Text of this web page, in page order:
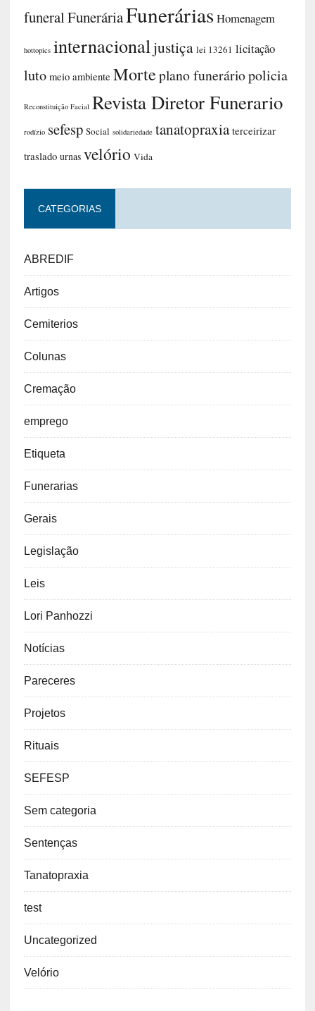
funeralFuneráriaFuneráriasHomenagem
hottopics internacionaljustiça lei 13261 licitação
luto meio ambiente Morteplano funeráriopolicia
Reconstituição Facial Revista Diretor Funerario
rodízio sefesp Social solidariedade tanatopraxia terceirizar
traslado urnas velório Vida
CATEGORIAS
ABREDIF
Artigos
Cemiterios
Colunas
Cremação
emprego
Etiqueta
Funerarias
Gerais
Legislação
Leis
Lori Panhozzi
Notícias
Pareceres
Projetos
Rituais
SEFESP
Sem categoria
Sentenças
Tanatopraxia
test
Uncategorized
Velório